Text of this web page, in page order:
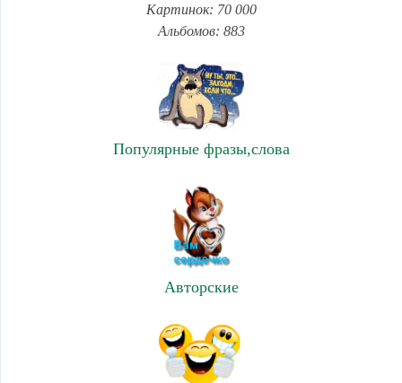
Картинок: 70 000
Альбомов: 883
Популярные фразы,слова
Авторские